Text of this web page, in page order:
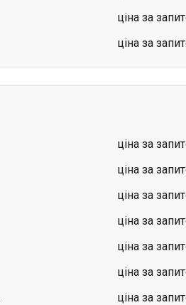
ціна за
ціна за
ціна за
ціна за
ціна за
ціна за
ціна за
ціна за
ціна за